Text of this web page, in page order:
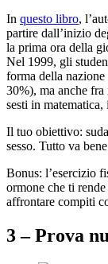
In questo libro,
partire dall’inizio
la prima ora della
Nel 1999, gli
forma della
30%), ma anche
sesti in
Il tuo obiettivo:
sesso. Tutto va
Bonus: l’esercizio
ormone che ti
affrontare compiti
3 – Prova